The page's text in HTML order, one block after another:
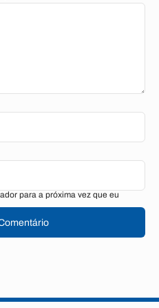
para a próxima vez que eu